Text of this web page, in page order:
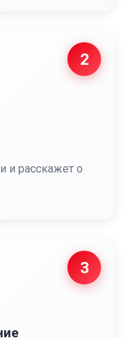
2
и расскажет о
3